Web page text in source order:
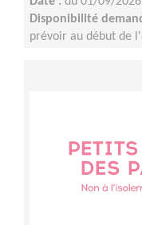
Disponibilité
prévoir au début de